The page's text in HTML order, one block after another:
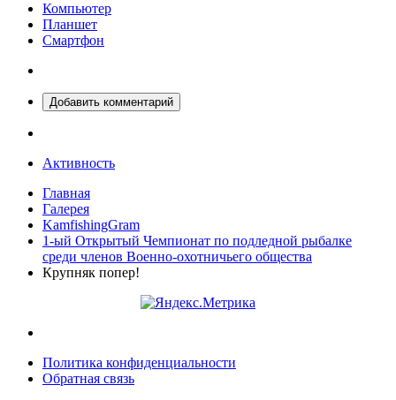
Компьютер
Планшет
Смартфон
Добавить комментарий
Активность
Главная
Галерея
KamfishingGram
1-ый Открытый Чемпионат по подледной рыбалке
среди членов Военно-охотничьего общества
Крупняк попер!
Политика конфиденциальности
Обратная связь